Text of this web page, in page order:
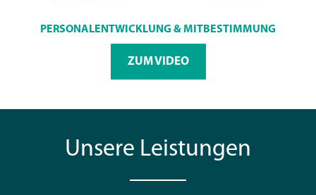
PERSONALENTWICKLUNG & MITBESTIMMUNG
ZUM VIDEO
Unsere Leistungen